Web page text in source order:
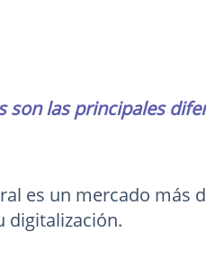
son las principales
es un mercado más
digitalización.